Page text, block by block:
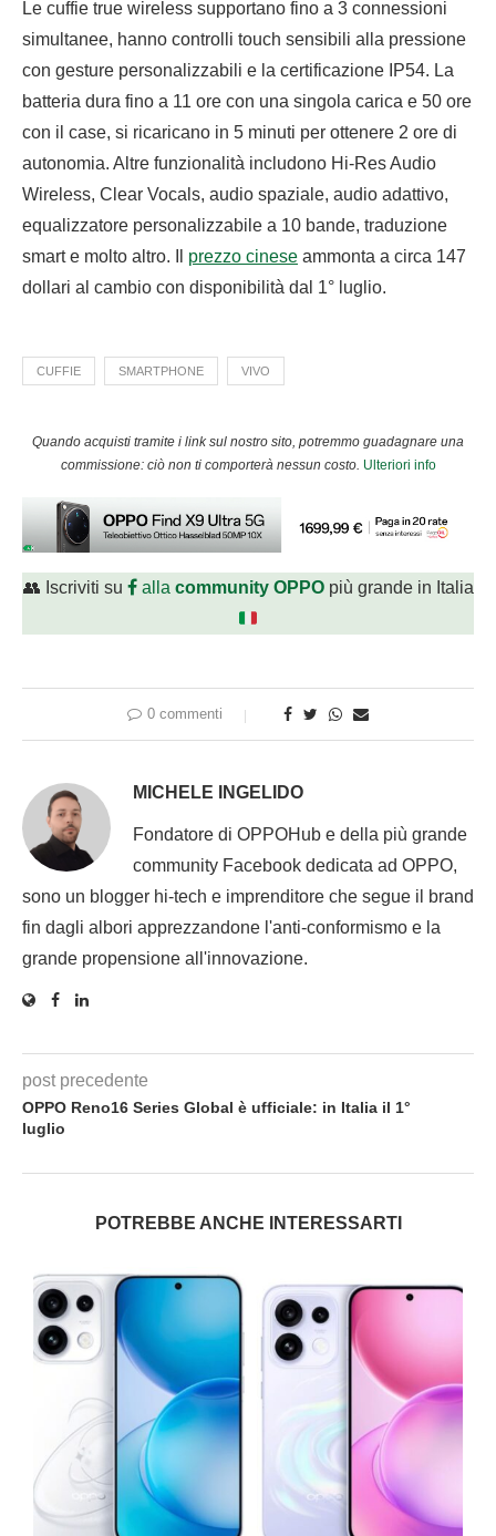
Le cuffie true wireless supportano fino a 3 connessioni
simultanee, hanno controlli touch sensibili alla pressione
con gesture personalizzabili e la certificazione IP54. La
batteria dura fino a 11 ore con una singola carica e 50 ore
con il case, si ricaricano in 5 minuti per ottenere 2 ore di
autonomia. Altre funzionalità includono Hi-Res Audio
Wireless, Clear Vocals, audio spaziale, audio adattivo,
equalizzatore personalizzabile a 10 bande, traduzione
smart e molto altro. Il prezzo cinese ammonta a circa 147
dollari al cambio con disponibilità dal 1° luglio.
CUFFIE SMARTPHONE VIVO
Quando acquisti tramite i link sul nostro sito, potremmo guadagnare una
commissione: ciò non ti comporterà nessun costo. Ulteriori info
👥 Iscriviti su alla community OPPOpiù grande in Italia
0 commenti
MICHELE INGELIDO
Fondatore di OPPOHub e della più grande
community Facebook dedicata ad OPPO,
sono un blogger hi-tech e imprenditore che segue il brand
fin dagli albori apprezzandone l'anti-conformismo e la
grande propensione all'innovazione.
post precedente
OPPO Reno16 Series Global è ufficiale: in Italia il 1°
luglio
POTREBBE ANCHE INTERESSARTI